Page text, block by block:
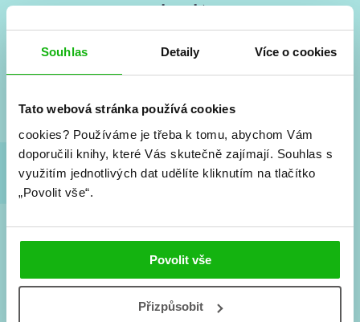
Souhlas Detaily Více o cookies
Tato webová stránka používá cookies
cookies? Používáme je třeba k tomu, abychom Vám
doporučili knihy, které Vás skutečně zajímají. Souhlas s
využitím jednotlivých dat udělíte kliknutím na tlačítko
„Povolit vše“.
Povolit vše
Přizpůsobit
Vše kolem #youngadult každý měsíc rovnou do mailu!
a seriálové adaptace a další.
Souhlasím spodmínkami zpracování osobních údajů
Tvá e-mailová adresa je u nás v bezpečí. Přečti si